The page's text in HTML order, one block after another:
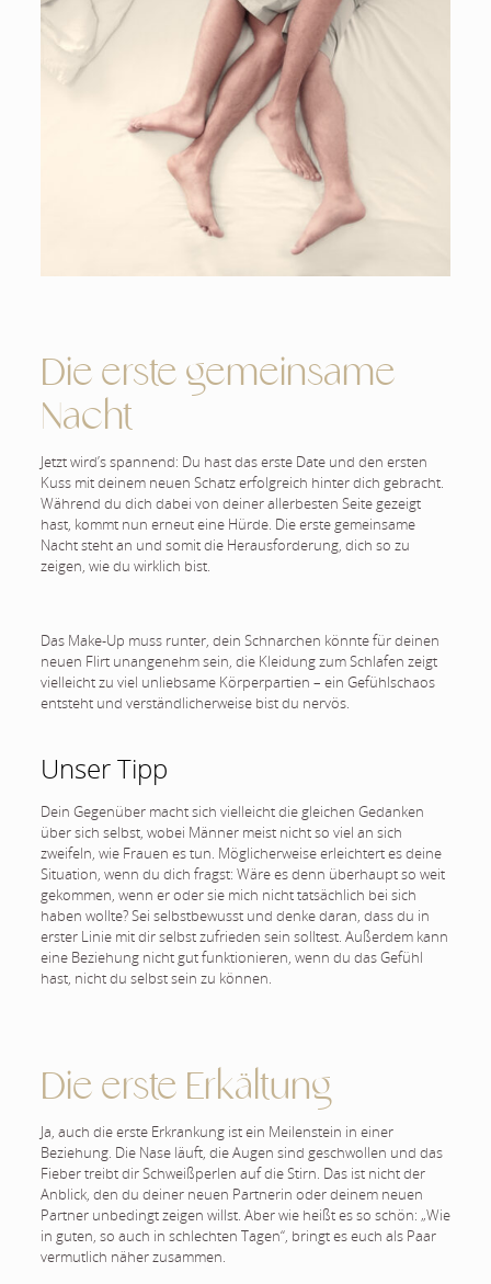
Die erste gemeinsame
Nacht
Jetzt wird’s spannend: Du hast das erste Date und den ersten
Kuss mit deinem neuen Schatz erfolgreich hinter dich gebracht.
Während du dich dabei von deiner allerbesten Seite gezeigt
hast, kommt nun erneut eine Hürde. Die erste gemeinsame
Nacht steht an und somit die Herausforderung, dich so zu
zeigen, wie du wirklich bist.
Das Make-Up muss runter, dein Schnarchen könnte für deinen
neuen Flirt unangenehm sein, die Kleidung zum Schlafen zeigt
vielleicht zu viel unliebsame Körperpartien – ein Gefühlschaos
entsteht und verständlicherweise bist du nervös.
Unser Tipp
Dein Gegenüber macht sich vielleicht die gleichen Gedanken
über sich selbst, wobei Männer meist nicht so viel an sich
zweifeln, wie Frauen es tun. Möglicherweise erleichtert es deine
Situation, wenn du dich fragst: Wäre es denn überhaupt so weit
gekommen, wenn er oder sie mich nicht tatsächlich bei sich
haben wollte? Sei selbstbewusst und denke daran, dass du in
erster Linie mit dir selbst zufrieden sein solltest. Außerdem kann
eine Beziehung nicht gut funktionieren, wenn du das Gefühl
hast, nicht du selbst sein zu können.
Die erste Erkältung
Ja, auch die erste Erkrankung ist ein Meilenstein in einer
Beziehung. Die Nase läuft, die Augen sind geschwollen und das
Fieber treibt dir Schweißperlen auf die Stirn. Das ist nicht der
Anblick, den du deiner neuen Partnerin oder deinem neuen
Partner unbedingt zeigen willst. Aber wie heißt es so schön: „Wie
in guten, so auch in schlechten Tagen“, bringt es euch als Paar
vermutlich näher zusammen.